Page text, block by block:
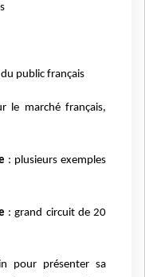
public français
le marché français,
: plusieurs exemples
: grand circuit de 20
pour présenter sa